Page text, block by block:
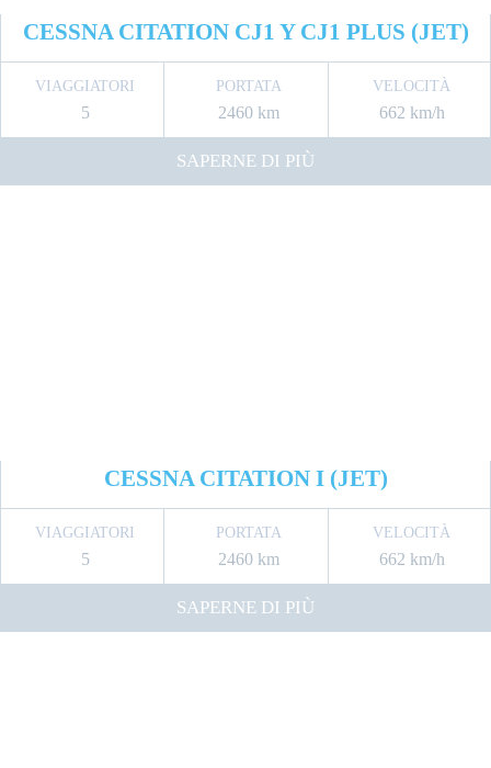
CESSNA CITATION CJ1 Y CJ1 PLUS (JET)
VIAGGIATORI
5
PORTATA
2460 km
VELOCITÀ
662 km/h
SAPERNE DI PIÙ
CESSNA CITATION I (JET)
VIAGGIATORI
5
PORTATA
2460 km
VELOCITÀ
662 km/h
SAPERNE DI PIÙ